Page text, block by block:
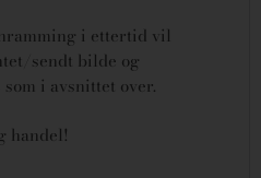
i ettertid vil
sendt bilde og
i avsnittet over.
handel!